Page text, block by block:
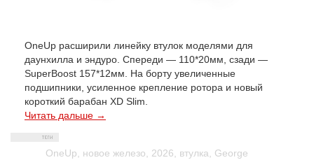
OneUp расширили линейку втулок моделями для
даунхилла и эндуро. Спереди — 110*20мм, сзади —
SuperBoost 157*12мм. На борту увеличенные
подшипники, усиленное крепление ротора и новый
короткий барабан XD Slim.
Читать дальше →
OneUp новое железо 2026 втулка
George